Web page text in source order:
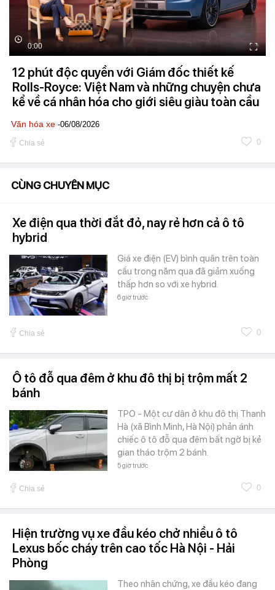
0:00
12 phút độc quyền với Giám đốc thiết kế
Rolls-Royce: Việt Nam và những chuyện chưa
kể về cá nhân hóa cho giới siêu giàu toàn cầu
Văn hóa xe -06/08/2026
Chia sẻ 0
CÙNG CHUYÊN MỤC
Xe điện qua thời đắt đỏ, nay rẻ hơn cả ô tô
hybrid
Giá xe điện (EV) bình quân trên toàn
cầu trong năm qua đã giảm xuống
thấp hơn so với xe hybrid.
6 giờ trước
Chia sẻ 0
Ô tô đỗ qua đêm ở khu đô thị bị trộm mất 2
bánh
TPO - Một cư dân ở khu đô thị Thanh
Hà (xã Bình Minh, Hà Nội) phản ánh
chiếc ô tô đỗ qua đêm bất ngờ bị kẻ
gian tháo trộm 2 bánh.
5 giờ trước
Chia sẻ 0
Hiện trường vụ xe đầu kéo chở nhiều ô tô
Lexus bốc cháy trên cao tốc Hà Nội - Hải
Phòng
Theo nhân chứng, xe đầu kéo đang